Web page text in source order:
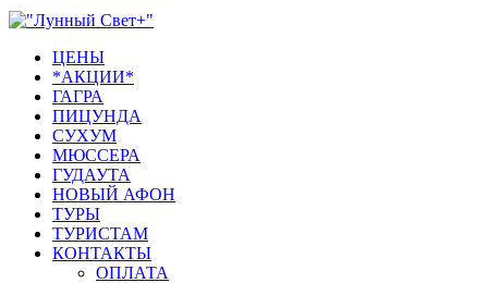
ЦЕНЫ
*АКЦИИ*
ГАГРА
ПИЦУНДА
СУХУМ
МЮССЕРА
ГУДАУТА
НОВЫЙ АФОН
ТУРЫ
ТУРИСТАМ
КОНТАКТЫ
ОПЛАТА